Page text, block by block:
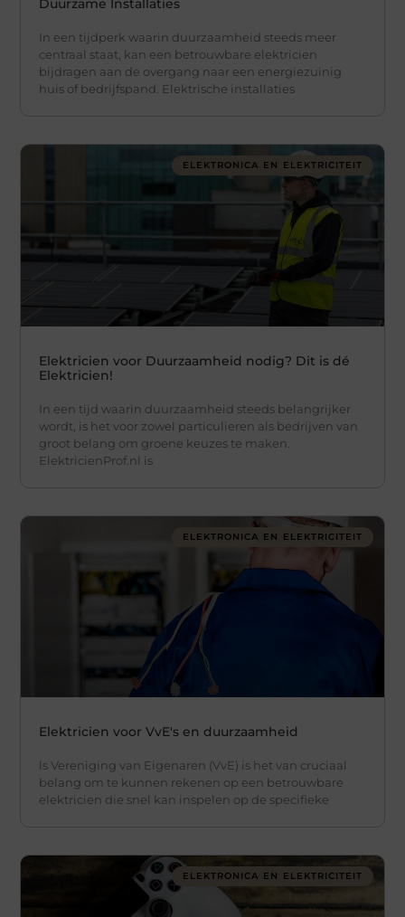
Duurzame Installaties
In een tijdperk waarin duurzaamheid steeds meer
centraal staat, kan een betrouwbare elektricien
bijdragen aan de overgang naar een energiezuinig
huis of bedrijfspand. Elektrische installaties
ELEKTRONICA EN ELEKTRICITEIT
Elektricien voor Duurzaamheid nodig? Dit is dé
Elektricien!
In een tijd waarin duurzaamheid steeds belangrijker
wordt, is het voor zowel particulieren als bedrijven van
groot belang om groene keuzes te maken.
ElektricienProf.nl is
ELEKTRONICA EN ELEKTRICITEIT
Elektricien voor VvE's en duurzaamheid
ls Vereniging van Eigenaren (VvE) is het van cruciaal
belang om te kunnen rekenen op een betrouwbare
elektricien die snel kan inspelen op de specifieke
ELEKTRONICA EN ELEKTRICITEIT